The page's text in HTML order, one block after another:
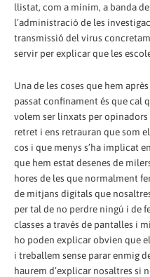
llistat, com a mínim, a banda
l’administració de les
transmissió del virus
servir per explicar que les
Una de les coses que hem
passat confinament és que cal
volem ser linxats per opinadors
retret i ens retrauran que som
cos i que menys s’ha implicat
que hem estat desenes de
hores de les que normalment
de mitjans digitals que
per tal de no perdre ningú i de
classes a través de pantalles i
ho poden explicar obvien que
i treballem sense parar enmig
haurem d’explicar nosaltres si